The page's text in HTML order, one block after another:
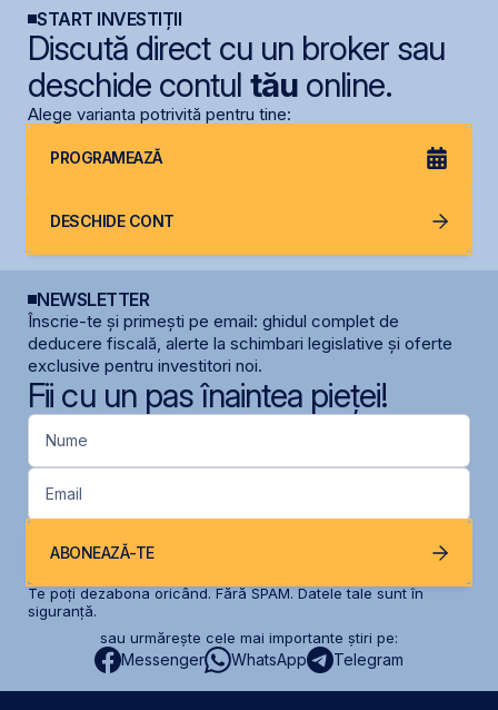
START INVESTIȚII
Discută direct cu un broker sau
deschide contul tăuonline.
Alege varianta potrivită pentru tine:
PROGRAMEAZĂ
DESCHIDE CONT
NEWSLETTER
Înscrie-te și primești pe email: ghidul complet de
deducere fiscală, alerte la schimbari legislative și oferte
exclusive pentru investitori noi.
Fii cu un pas înaintea pieței!
Nume
Email
ABONEAZĂ-TE
Te poți dezabona oricând. Fără SPAM. Datele tale sunt în
siguranță.
sau urmărește cele mai importante știri pe:
Messenger WhatsApp Telegram